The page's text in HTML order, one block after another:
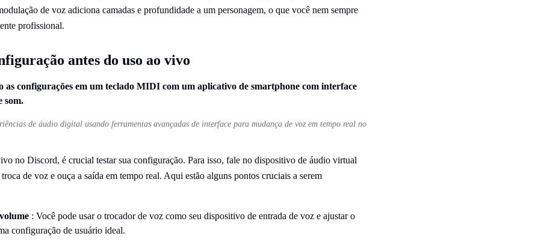
de voz adiciona camadas e profundidade a um personagem, o que você nem sempre
profissional.
antes do uso ao vivo
de áudio digital usando ferramentas avançadas de interface para mudança de voz em tempo real no
no Discord, é crucial testar sua configuração. Para isso, fale no dispositivo de áudio virtual
de voz e ouça a saída em tempo real. Aqui estão alguns pontos cruciais a serem
: Você pode usar o trocador de voz como seu dispositivo de entrada de voz e ajustar o
configuração de usuário ideal.